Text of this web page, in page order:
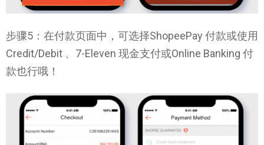
步骤5：在付款页面中，可选择ShopeePay 付款或使用
Credit/Debit 、7-Eleven 现金支付或Online Banking 付
款也行哦！